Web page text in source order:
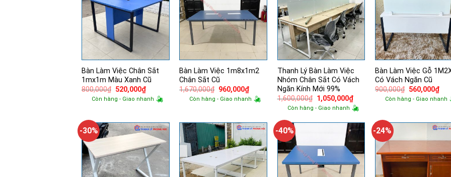
Bàn Làm Việc Chân Sắt
1mx1m Màu Xanh Cũ
800,000₫ Giá
gốc
là:
520,000₫Giá
hiện
tại
Còn hàng - Giao nhanh
Bàn Làm Việc 1m8x1m2
Chân Sắt Cũ
1,670,000₫ Giá
gốc
là:
960,000₫Giá
hiện
tại
Còn hàng - Giao nhanh
Thanh Lý Bàn Làm Việc
Nhóm Chân Sắt Có Vách
Ngăn Kính Mới 99%
1,600,000₫ Giá
gốc
là:
1,050,000₫Giá
hiện
tại
1,050,000₫.
Còn hàng - Giao nhanh
Bàn Làm Việc Gỗ
Có Vách Ngăn Cũ
900,000₫ Giá
gốc
là:
560,000₫Giá
tại
Còn hàng - Giao nhanh
-30% -40% -24%